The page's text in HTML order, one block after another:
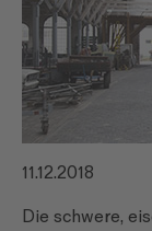
11.12.2018
Die schwere,